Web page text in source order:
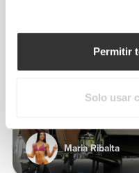
Permitir
Solo usar
Maria Ribalta